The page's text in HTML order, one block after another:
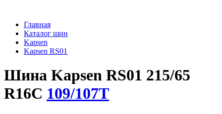
Главная
Каталог шин
Kapsen
Kapsen RS01
Шина Kapsen RS01 215/65
R16C 109/107T